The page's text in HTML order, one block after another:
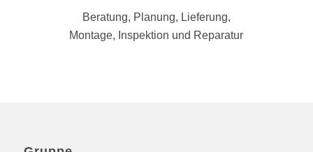
Beratung, Planung, Lieferung,
Montage, Inspektion und Reparatur